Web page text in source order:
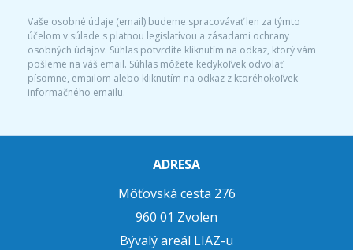
Vaše osobné údaje (email) budeme spracovávať len za týmto
účelom v súlade s platnou legislatívou a zásadami ochrany
osobných údajov. Súhlas potvrdíte kliknutím na odkaz, ktorý vám
pošleme na váš email. Súhlas môžete kedykoľvek odvolať
písomne, emailom alebo kliknutím na odkaz z ktoréhokoľvek
informačného emailu.
ADRESA
Môťovská cesta 276
960 01 Zvolen
Bývalý areál LIAZ-u